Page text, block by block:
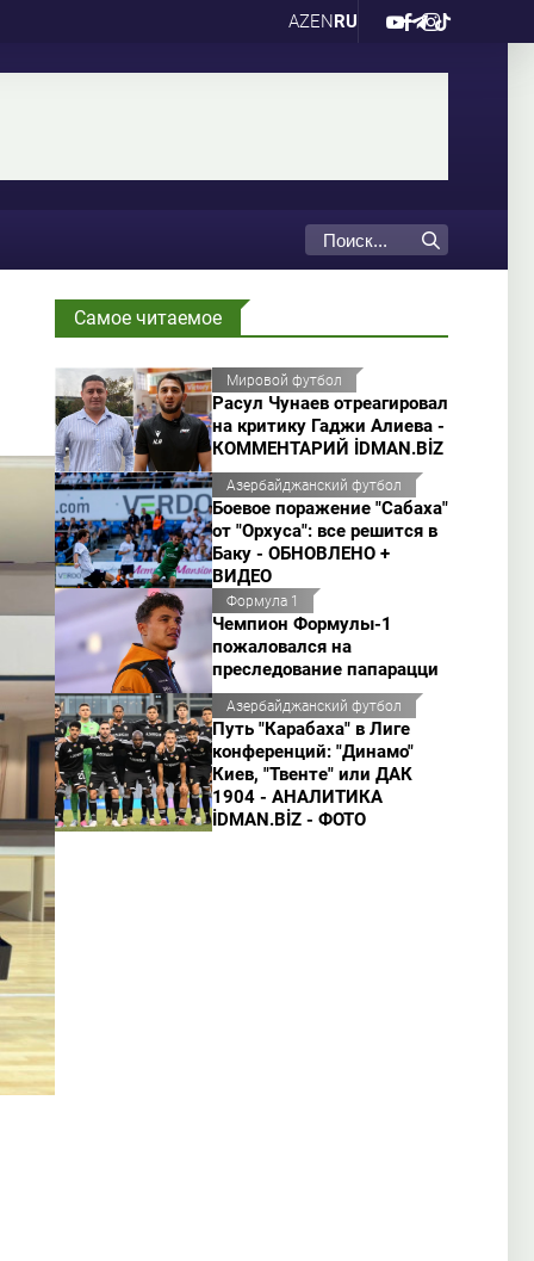
AZENRU
Самое читаемое
Мировой футбол
Расул Чунаев отреагировал
на критику Гаджи Алиева -
КОММЕНТАРИЙ İDMAN.BİZ
Азербайджанский футбол
Боевое поражение "Сабаха"
от "Орхуса": все решится в
Баку - ОБНОВЛЕНО +
ВИДЕО
Формула 1
Чемпион Формулы-1
пожаловался на
преследование папарацци
Азербайджанский футбол
Путь "Карабаха" в Лиге
конференций: "Динамо"
Киев, "Твенте" или ДАК
1904 - АНАЛИТИКА
İDMAN.BİZ - ФОТО